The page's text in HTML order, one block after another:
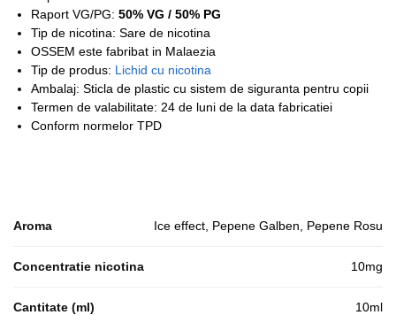
Raport VG/PG: 50% VG / 50% PG
Tip de nicotina: Sare de nicotina
OSSEM este fabribat in Malaezia
Tip de produs: Lichid cu nicotina
Ambalaj: Sticla de plastic cu sistem de siguranta pentru copii
Termen de valabilitate: 24 de luni de la data fabricatiei
Conform normelor TPD
Aroma Ice effect, Pepene Galben, Pepene Rosu
Concentratie nicotina 10mg
Cantitate (ml) 10ml